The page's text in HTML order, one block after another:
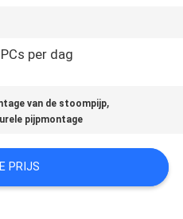
per dag
van de stoompijp,
pijpmontage
PRIJS